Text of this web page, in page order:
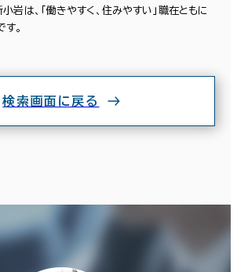
岩は、「働きやすく、住みやすい」職在ともに
。
検索画面に戻る
（共益費含）
内